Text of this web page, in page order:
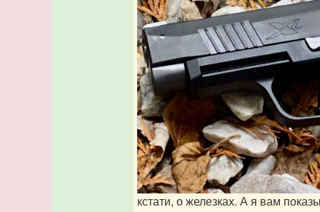
кстати, о железках. А я вам